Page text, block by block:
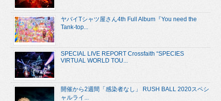
ヤバイTシャツ屋さん4th Full Album『You need the
Tank-top...
SPECIAL LIVE REPORT Crossfaith “SPECIES
VIRTUAL WORLD TOU...
開催から2週間「感染者なし」 RUSH BALL 2020スペシ
ャルライ...